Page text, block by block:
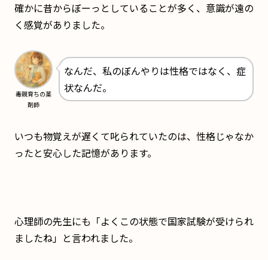
確かに昔からぼーっとしていることが多く、意識が遠の
く感覚がありました。
毒親育ちの薬
剤師
なんだ、私のぼんやりは性格ではなく、症
状なんだ。
いつも物覚えが遅くて叱られていたのは、性格じゃなか
ったと安心した記憶があります。
心理師の先生にも「よくこの状態で国家試験が受けられ
ましたね」と言われました。